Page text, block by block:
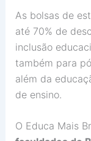
As bolsas de
até 70% de
inclusão
também para
além da
de ensino.
O Educa Mais